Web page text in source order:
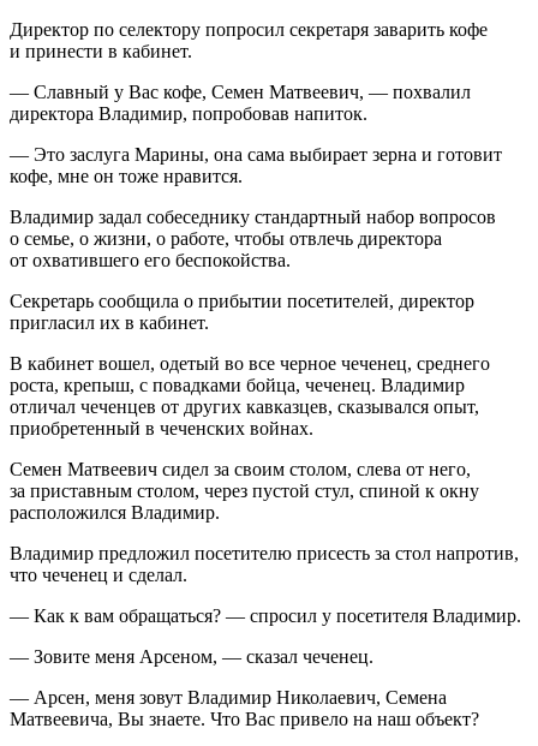
Директор по селектору попросил секретаря заварить кофе
и принести в кабинет.
— Славный у Вас кофе, Семен Матвеевич, — похвалил
директора Владимир, попробовав напиток.
— Это заслуга Марины, она сама выбирает зерна и готовит
кофе, мне он тоже нравится.
Владимир задал собеседнику стандартный набор вопросов
о семье, о жизни, о работе, чтобы отвлечь директора
от охватившего его беспокойства.
Секретарь сообщила о прибытии посетителей, директор
пригласил их в кабинет.
В кабинет вошел, одетый во все черное чеченец, среднего
роста, крепыш, с повадками бойца, чеченец. Владимир
отличал чеченцев от других кавказцев, сказывался опыт,
приобретенный в чеченских войнах.
Семен Матвеевич сидел за своим столом, слева от него,
за приставным столом, через пустой стул, спиной к окну
расположился Владимир.
Владимир предложил посетителю присесть за стол напротив,
что чеченец и сделал.
— Как к вам обращаться? — спросил у посетителя Владимир.
— Зовите меня Арсеном, — сказал чеченец.
— Арсен, меня зовут Владимир Николаевич, Семена
Матвеевича, Вы знаете. Что Вас привело на наш объект?